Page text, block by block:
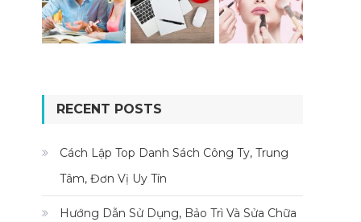
RECENT POSTS
Cách Lập Top Danh Sách Công Ty, Trung
Tâm, Đơn Vị Uy Tín
Hướng Dẫn Sử Dụng, Bảo Trì Và Sửa Chữa